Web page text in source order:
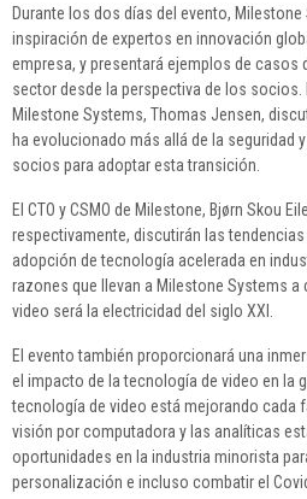
Durante los dos días del evento,
inspiración de expertos en innovación
empresa, y presentará ejemplos de casos
sector desde la perspectiva de los socios.
Milestone Systems, Thomas Jensen,
ha evolucionado más allá de la seguridad
socios para adoptar esta transición.
El CTO y CSMO de Milestone, Bjørn Skou
respectivamente, discutirán las
adopción de tecnología acelerada en
razones que llevan a Milestone Systems
video será la electricidad del siglo XXI.
El evento también proporcionará una
el impacto de la tecnología de video en la
tecnología de video está mejorando cada
visión por computadora y las analíticas
oportunidades en la industria minorista
personalización e incluso combatir el